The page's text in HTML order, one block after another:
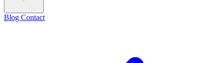
Blog Contact